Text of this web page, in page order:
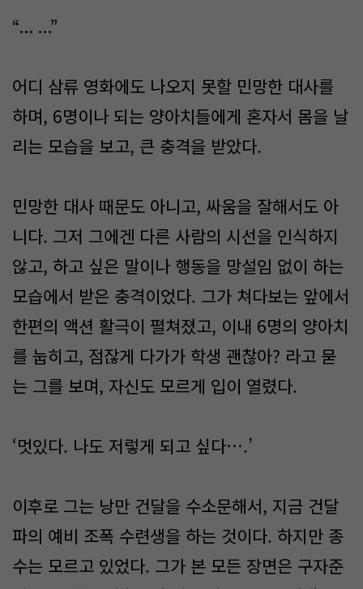
“... ...”
어디 삼류 영화에도 나오지 못할 민망한 대사를
하며, 6명이나 되는 양아치들에게 혼자서 몸을 날
리는 모습을 보고, 큰 충격을 받았다.
민망한 대사 때문도 아니고, 싸움을 잘해서도 아
니다. 그저 그에겐 다른 사람의 시선을 인식하지
않고, 하고 싶은 말이나 행동을 망설임 없이 하는
모습에서 받은 충격이었다. 그가 쳐다보는 앞에서
한편의 액션 활극이 펼쳐졌고, 이내 6명의 양아치
를 눕히고, 점잖게 다가가 학생 괜찮아? 라고 묻
는 그를 보며, 자신도 모르게 입이 열렸다.
‘멋있다. 나도 저렇게 되고 싶다….’
이후로 그는 낭만 건달을 수소문해서, 지금 건달
파의 예비 조폭 수련생을 하는 것이다. 하지만 종
수는 모르고 있었다. 그가 본 모든 장면은 구자준